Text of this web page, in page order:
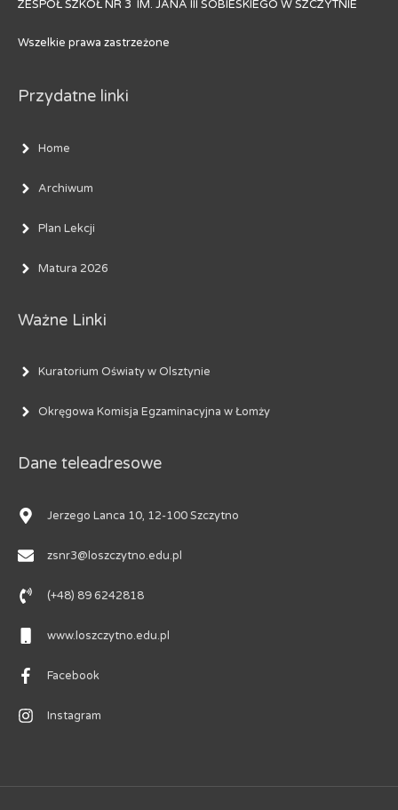
ZESPÓŁ SZKÓŁ NR 3 IM. JANA III SOBIESKIEGO W SZCZYTNIE
Wszelkie prawa zastrzeżone
Przydatne linki
Home
Archiwum
Plan Lekcji
Matura 2026
Ważne Linki
Kuratorium Oświaty w Olsztynie
Okręgowa Komisja Egzaminacyjna w Łomży
Dane teleadresowe
Jerzego Lanca 10, 12-100 Szczytno
zsnr3@loszczytno.edu.pl
(+48) 89 6242818
www.loszczytno.edu.pl
Facebook
Instagram